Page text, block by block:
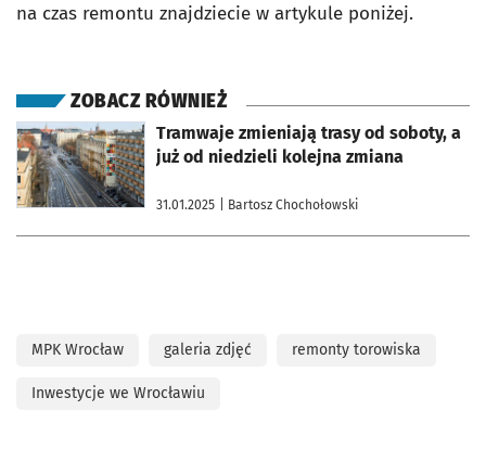
na czas remontu znajdziecie w artykule poniżej.
ZOBACZ RÓWNIEŻ
Tramwaje zmieniają trasy od soboty, a
już od niedzieli kolejna zmiana
31.01.2025 | Bartosz Chochołowski
otworzy się w nowej karcie
MPK Wrocław galeria zdjęć remonty torowiska
Inwestycje we Wrocławiu